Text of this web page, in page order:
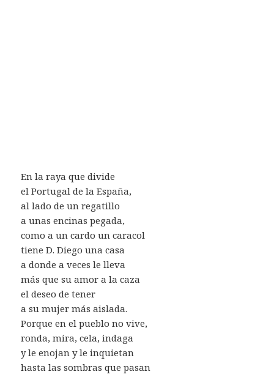
En la raya que divide
el Portugal de la España,
al lado de un regatillo
a unas encinas pegada,
como a un cardo un caracol
tiene D. Diego una casa
a donde a veces le lleva
más que su amor a la caza
el deseo de tener
a su mujer más aislada.
Porque en el pueblo no vive,
ronda, mira, cela, indaga
y le enojan y le inquietan
hasta las sombras que pasan